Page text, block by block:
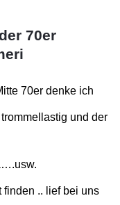
70er
70er denke ich
und der
.. lief bei uns